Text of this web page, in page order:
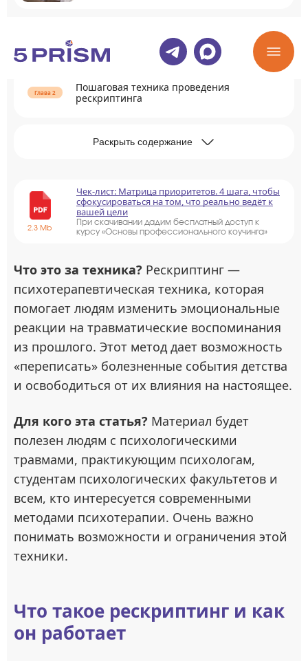
Что такое рескриптинг и как он работает
Пошаговая техника проведения
рескриптинга
Раскрыть содержание
2.3 Mb
Чек-лист: Матрица приоритетов. 4 шага, чтобы
сфокусироваться на том, что реально ведёт к
вашей цели
При скачивании дадим бесплатный доступ к
курсу «Основы профессионального коучинга»
Что это за техника? Рескриптинг —
психотерапевтическая техника, которая
помогает людям изменить эмоциональные
реакции на травматические воспоминания
из прошлого. Этот метод дает возможность
«переписать» болезненные события детства
и освободиться от их влияния на настоящее.
Для кого эта статья? Материал будет
полезен людям с психологическими
травмами, практикующим психологам,
студентам психологических факультетов и
всем, кто интересуется современными
методами психотерапии. Очень важно
понимать возможности и ограничения этой
техники.
Что такое рескриптинг и как
он работает